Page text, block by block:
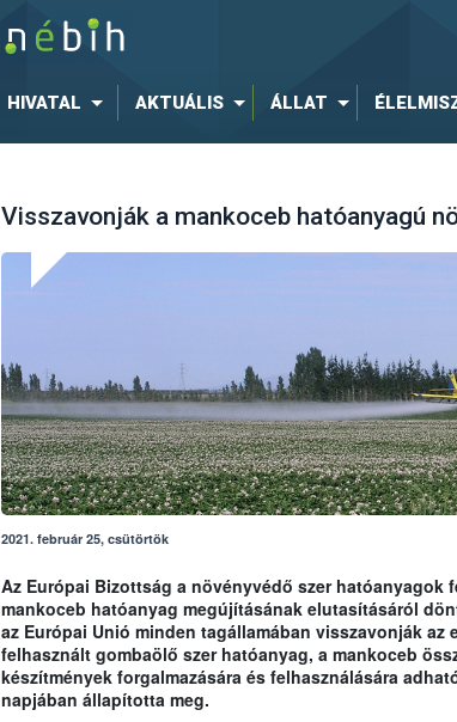
HIVATAL AKTUÁLIS ÁLLAT
Visszavonják a mankoceb hatóanyagú
2021. február 25, csütörtök
Az Európai Bizottság a növényvédő szer hatóanyagok
mankoceb hatóanyag megújításának elutasításáról
az Európai Unió minden tagállamában visszavonják
felhasznált gombaölő szer hatóanyag, a mankoceb
készítmények forgalmazására és felhasználására
napjában állapította meg.